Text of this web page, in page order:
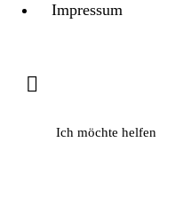
Impressum
Ich möchte helfen